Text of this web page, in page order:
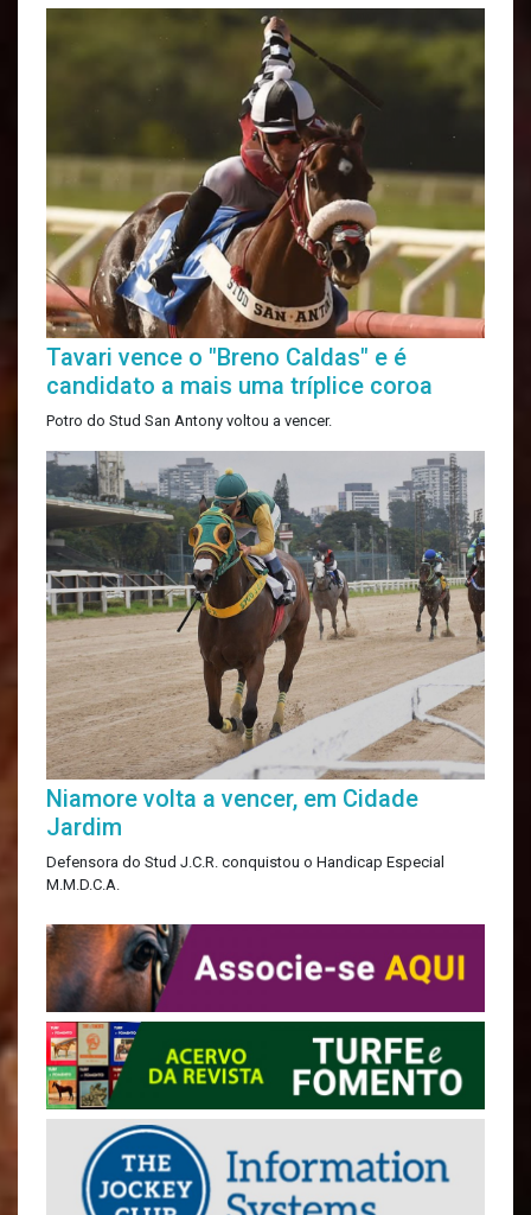
Tavari vence o "Breno Caldas" e é
candidato a mais uma tríplice coroa
Potro do Stud San Antony voltou a vencer.
Niamore volta a vencer, em Cidade
Jardim
Defensora do Stud J.C.R. conquistou o Handicap Especial
M.M.D.C.A.